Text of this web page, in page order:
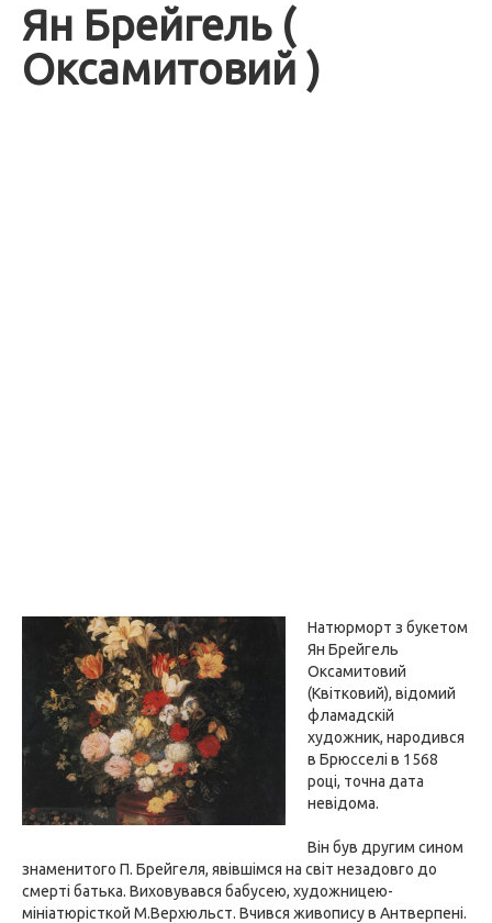
Ян Брейгель (
Оксамитовий )
Натюрморт з букетом
Ян Брейгель
Оксамитовий
(Квітковий), відомий
фламадскій
художник, народився
в Брюсселі в 1568
році, точна дата
невідома.
Він був другим сином
знаменитого П. Брейгеля, явівшімся на світ незадовго до
смерті батька. Виховувався бабусею, художницею-
мініатюрісткой М.Верхюльст. Вчився живопису в Антверпені.